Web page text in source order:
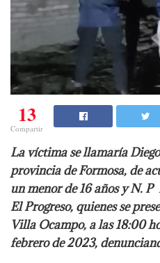
13
Compartir
La víctima se llamaría
provincia de Formosa, de
un menor de 16 años y N.
El Progreso, quienes se
Villa Ocampo, a las 18:00
febrero de 2023,